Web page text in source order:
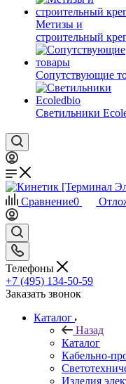
Метизы и
строительный
Сопутствующие
Светильники
Сравнение0
Телефоны
+7 (495) 134-50-59
Заказать звонок
Каталог
Назад
Каталог
Кабельно-
Изделия